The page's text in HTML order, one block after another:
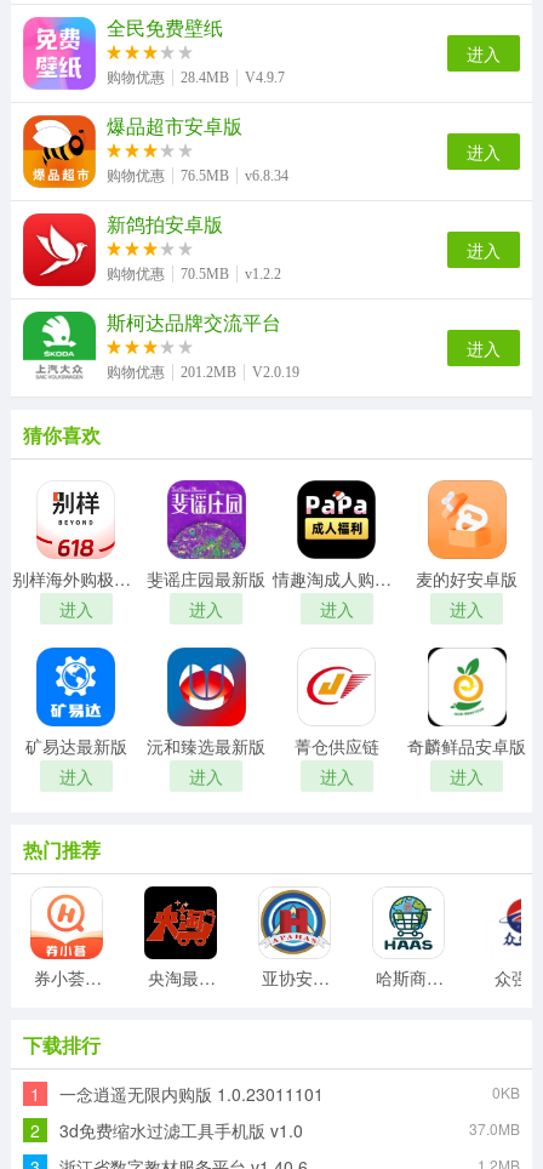
全民免费壁纸
购物优惠 28.4MB V4.9.7
进入
爆品超市安卓版
购物优惠 76.5MB v6.8.34
进入
新鸽拍安卓版
购物优惠 70.5MB v1.2.2
进入
斯柯达品牌交流平台
购物优惠 201.2MB V2.0.19
进入
猜你喜欢
别样海外购极速版
进入
斐谣庄园最新版
进入
情趣淘成人购物商城最新版
进入
麦的好安卓版
进入
矿易达最新版
进入
沅和臻选最新版
进入
菁仓供应链
进入
奇麟鲜品安卓版
进入
热门推荐
券小荟安卓版 央淘最新版 亚协安卓版 哈斯商城安卓版 众强
下载排行
1 一念逍遥无限内购版 1.0.23011101 0KB
2 3d免费缩水过滤工具手机版 v1.0 37.0MB
1.2MB